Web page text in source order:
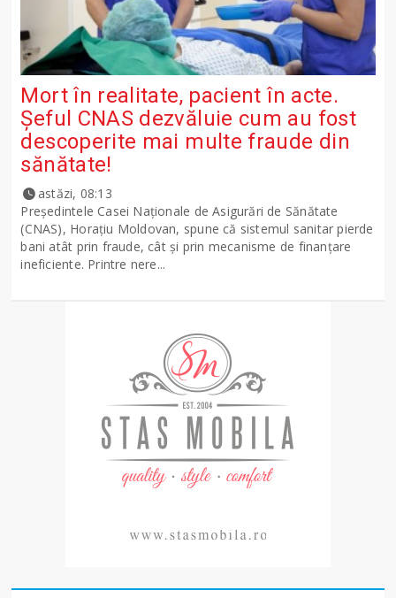
Mort în realitate, pacient în acte.
Șeful CNAS dezvăluie cum au fost
descoperite mai multe fraude din
sănătate!
astăzi, 08:13
Președintele Casei Naționale de Asigurări de Sănătate
(CNAS), Horațiu Moldovan, spune că sistemul sanitar pierde
bani atât prin fraude, cât și prin mecanisme de finanțare
ineficiente. Printre nere...